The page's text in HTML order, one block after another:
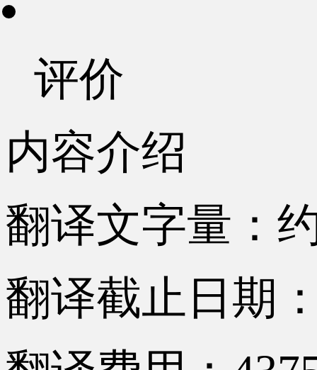
评价
内容介绍
翻译文字量：
翻译截止日期